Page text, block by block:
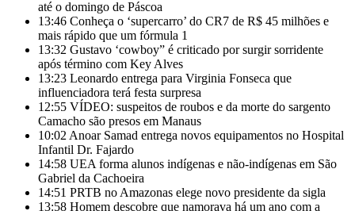
até o domingo de Páscoa
13:46 Conheça o ‘supercarro’ do CR7 de R$ 45 milhões e
mais rápido que um fórmula 1
13:32 Gustavo ‘cowboy” é criticado por surgir sorridente
após término com Key Alves
13:23 Leonardo entrega para Virginia Fonseca que
influenciadora terá festa surpresa
12:55 VÍDEO: suspeitos de roubos e da morte do sargento
Camacho são presos em Manaus
10:02 Anoar Samad entrega novos equipamentos no Hospital
Infantil Dr. Fajardo
14:58 UEA forma alunos indígenas e não-indígenas em São
Gabriel da Cachoeira
14:51 PRTB no Amazonas elege novo presidente da sigla
13:58 Homem descobre que namorava há um ano com a